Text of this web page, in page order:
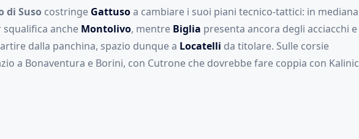
di Suso costringe Gattusoa cambiare i suoi piani tecnico-tattici: in mediana
squalifica anche Montolivo, mentre Biglia presenta ancora degli acciacchi e
dalla panchina, spazio dunque a Locatelli da titolare. Sulle corsie
a Bonaventura e Borini, con Cutrone che dovrebbe fare coppia con Kalinic